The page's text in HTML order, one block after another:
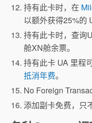
持有此卡时，在
以额外获得25%的
持有此卡时，查询
舱XN舱余票。
持有此卡 UA 里程
抵消年费。
No Foreign
添加副卡免费，只